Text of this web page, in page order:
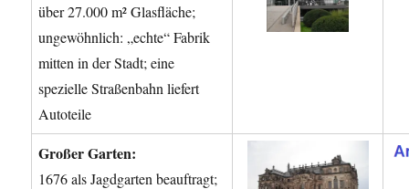
über 27.000 m² Glasfläche;
ungewöhnlich: „echte“ Fabrik
mitten in der Stadt; eine
spezielle Straßenbahn liefert
Autoteile
Großer Garten:
1676 als Jagdgarten beauftragt;